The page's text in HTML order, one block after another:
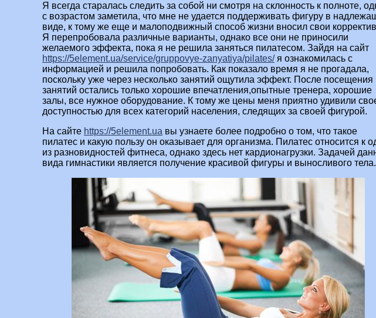
Я всегда старалась следить за собой ни смотря на склонность к полноте,
с возрастом заметила, что мне не удается поддерживать фигуру в
виде, к тому же еще и малоподвижный способ жизни вносил свои
Я перепробовала различные варианты, однако все они не приносили
желаемого эффекта, пока я не решила заняться пилатесом. Зайдя на сайт
https://5element.ua/service/gruppovye-zanyatiya/pilates/я ознакомилась с
информацией и решила попробовать. Как показало время я не прогадала,
поскольку уже через несколько занятий ощутила эффект. После посещения
занятий остались только хорошие впечатления,опытные тренера, хорошие
залы, все нужное оборудование. К тому же цены меня приятно удивили
доступностью для всех категорий населения, следящих за своей фигурой.
На сайте https://5element.ua вы узнаете более подробно о том, что такое
пилатес и какую пользу он оказывает для организма. Пилатес относится к
из разновидностей фитнеса, однако здесь нет кардионагрузки. Задачей
вида гимнастики является получение красивой фигуры и выносливого тела.